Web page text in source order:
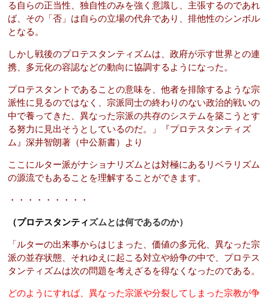
る自らの正当性、独自性のみを強く意識し、主張するのであれ
ば、その「否」は自らの立場の代弁であり、排他性のシンボル
となる。
しかし戦後のプロテスタンティズムは、政府が示す世界との連
携、多元化の容認などの動向に協調するようになった。
プロテスタントであることの意味を、他者を排除するような宗
派性に見るのではなく、宗派同士の終わりのない政治的戦いの
中で養ってきた、異なった宗派の共存のシステムを築こうとす
る努力に見出そうとしているのだ。」『プロテスタンティズ
ム』深井智朗著（中公新書）より
ここにルター派がナショナリズムとは対極にあるリベラリズム
の源流でもあることを理解することができます。
・・・・・・・・・
（プロテスタンティ ズムとは何であるのか）
「ルターの出来事からはじまった、価値の多元化、異なった宗
派の並存状態、それゆえに起こる対立や紛争の中で、プロテス
タンティズムは次の問題を考えざるを得なくなったのである。
どのようにすれば、異なった宗派や分裂してしまった宗教が争